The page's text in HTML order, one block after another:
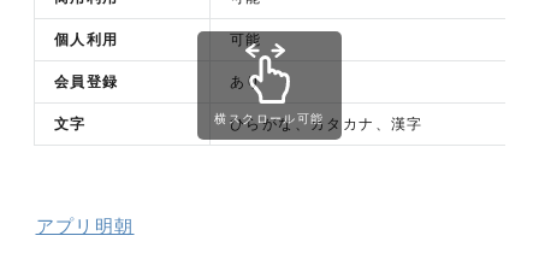
個人利用 可能
会員登録 あり
文字 ひらがな、カタカナ、漢字
横スクロール可能
アプリ明朝